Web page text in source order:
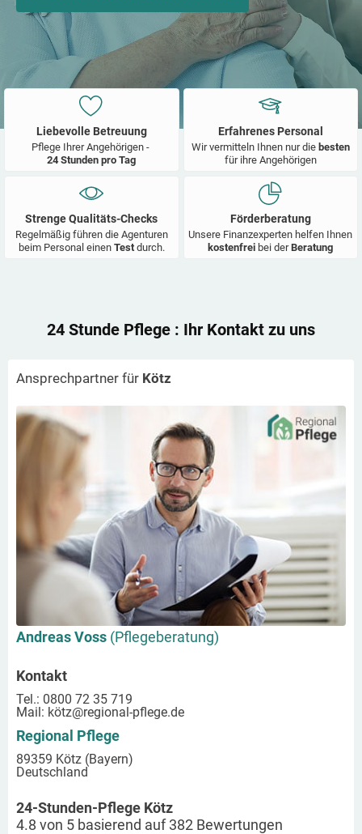
Liebevolle Betreuung
Pflege Ihrer Angehörigen -
24 Stunden pro Tag
Erfahrenes Personal
Wir vermitteln Ihnen nur die besten
für ihre Angehörigen
Strenge Qualitäts-Checks
Regelmäßig führen die Agenturen
beim Personal einen Test durch.
Förderberatung
Unsere Finanzexperten helfen Ihnen
kostenfrei bei derBeratung
24 Stunde Pflege : Ihr Kontakt zu uns
Ansprechpartner für Kötz
Andreas Voss (Pflegeberatung)
Kontakt
Tel.: 0800 72 35 719
Mail: kötz@regional-pflege.de
Regional Pflege
89359 Kötz (Bayern)
Deutschland
24-Stunden-Pflege Kötz
4.8 von 5 basierend auf382 Bewertungen